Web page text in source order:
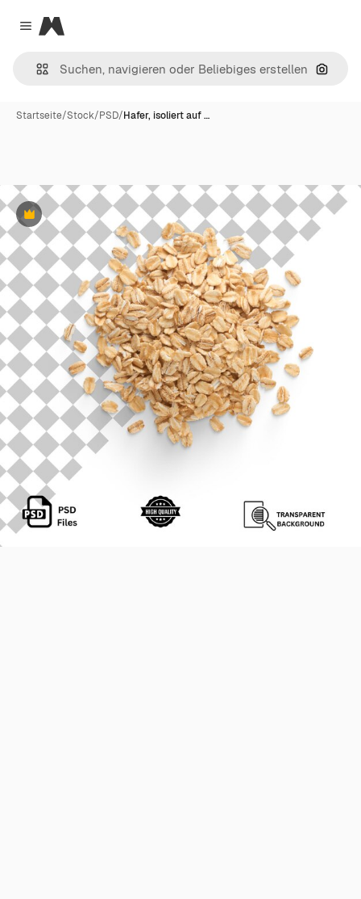
Close menu
Magnific
Nach
Startseite/Stock/PSD/Hafer, isoliert auf …
Premium